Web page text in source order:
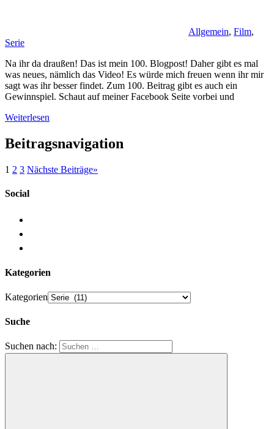
Allgemein, Film,
Serie
Na ihr da draußen! Das ist mein 100. Blogpost! Daher gibt es mal
was neues, nämlich das Video! Es würde mich freuen wenn ihr mir
sagt was ihr besser findet. Zum 100. Beitrag gibt es auch ein
Gewinnspiel. Schaut auf meiner Facebook Seite vorbei und
Weiterlesen
Beitragsnavigation
1 2 3 Nächste Beiträge»
Social
Kategorien
Kategorien
Suche
Suchen nach: